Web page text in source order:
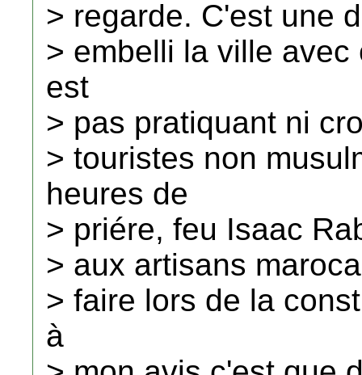
> regarde. C'est une
> embelli la ville
est
> pas pratiquant ni
> touristes non
heures de
> priére, feu Isaac
> aux artisans
> faire lors de la
à